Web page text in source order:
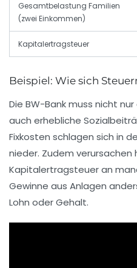
Gesamtbelastung Familien
(zwei Einkommen)
Kapitalertragsteuer
Beispiel: Wie sich
Die BW-Bank muss nicht
auch erhebliche
Fixkosten schlagen sich in
nieder. Zudem verursachen
Kapitalertragsteuer an
Gewinne aus Anlagen
Lohn oder Gehalt.